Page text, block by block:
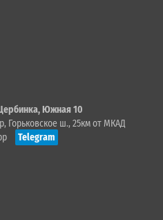
Южная 10
Горьковское ш., 25км от МКАД
Telegram